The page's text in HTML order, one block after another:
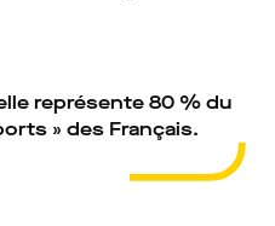
représente 80 % du
» des Français.